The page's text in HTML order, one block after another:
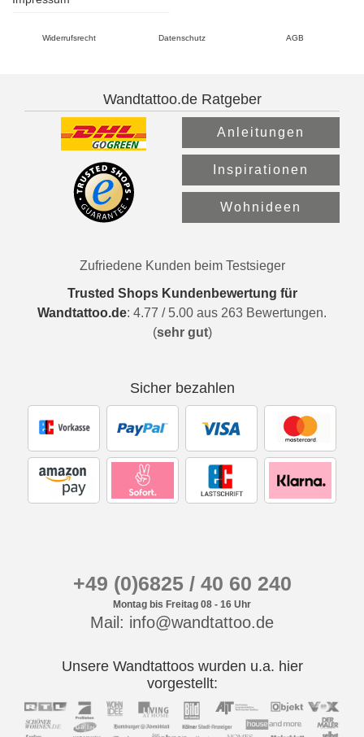
Widerrufsrecht Datenschutz AGB
Wandtattoo.de Ratgeber
Anleitungen
Inspirationen
Wohnideen
Zufriedene Kunden beim Testsieger
Trusted Shops Kundenbewertung für
Wandtattoo.de: 4.77 / 5.00 aus 263 Bewertungen.
(sehr gut)
Sicher bezahlen
+49 (0)6825 / 40 60 240
Montag bis Freitag 08 - 16 Uhr
Mail: info@wandtattoo.de
Unsere Wandtattoos wurden u.a. hier
vorgestellt: